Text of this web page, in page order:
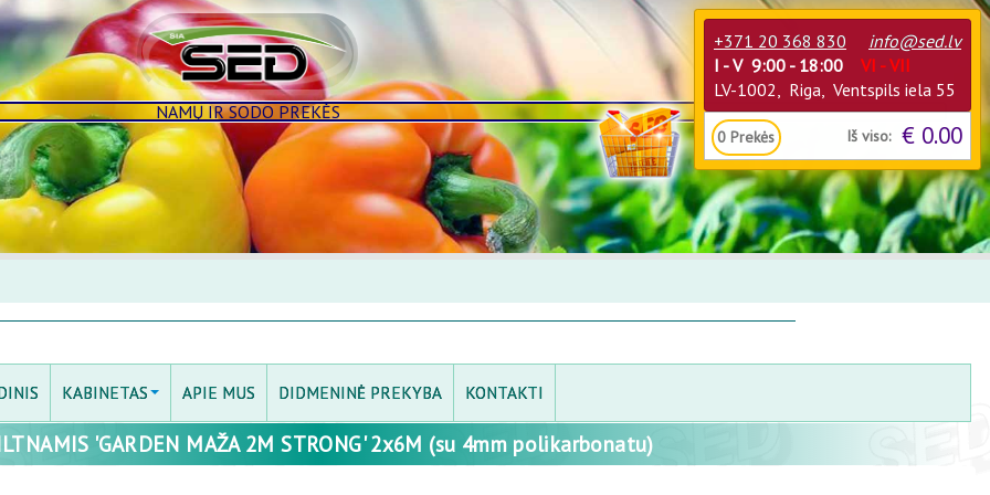
+371 20 368 830
info@sed.lv
I - V 9:00 - 18:00
VI - VII
LV-1002, Riga, Ventspils iela 55
0 Prekės Iš viso: € 0.00
NAMŲ IR SODO PREKĖS
'GARDEN MAŽA 2M STRONG' 2x6M (su 4mm polikarbonatu)
KABINETAS
PRISIJUNGTI
APIE MUS DIDMENINĖ PREKYBA KONTAKTI